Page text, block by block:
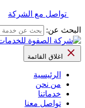
تواصل مع الشركة
البحث عن:
اغلاق القائمة
الرئيسية
من نحن
خدماتنا
تواصل معنا